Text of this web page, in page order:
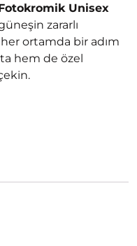
Unisex
zararlı
ortamda bir adım
hem de özel